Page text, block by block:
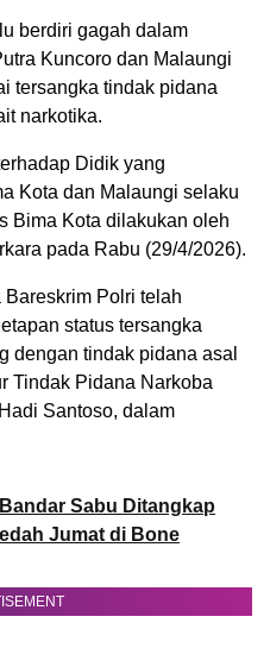
berdiri gagah dalam
Kuncoro dan Malaungi
tersangka tindak pidana
narkotika.
Didik yang
Kota dan Malaungi selaku
Bima Kota dilakukan oleh
pada Rabu (29/4/2026).
Polri telah
status tersangka
dengan tindak pidana asal
Tindak Pidana Narkoba
Santoso, dalam
Sabu Ditangkap
Jumat di Bone